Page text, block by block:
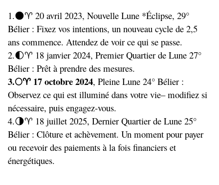
1.🌑♈ ︎︎ 20 avril 2023, Nouvelle Lune *Éclipse, 29°
Bélier : Fixez vos intentions, un nouveau cycle de 2,5
ans commence. Attendez de voir ce qui se passe.
2.🌓♈ ︎ 18 janvier 2024, Premier Quartier de Lune 27°
Bélier : Prêt à prendre des mesures.
3.🌕♈ ︎ 17 octobre 2024, Pleine Lune 24° Bélier :
Observez ce qui est illuminé dans votre vie– modifiez si
nécessaire, puis engagez-vous.
4.🌗♈ ︎ 18 juillet 2025, Dernier Quartier de Lune 25°
Bélier : Clôture et achèvement. Un moment pour payer
ou recevoir des paiements à la fois financiers et
énergétiques.